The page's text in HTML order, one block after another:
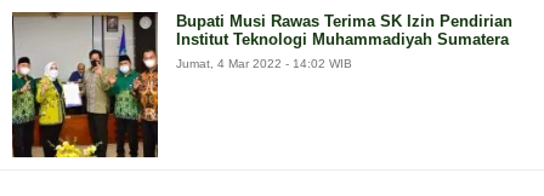
Bupati Musi Rawas Terima SK Izin Pendirian
Institut Teknologi Muhammadiyah Sumatera
Jumat, 4 Mar 2022 - 14:02 WIB